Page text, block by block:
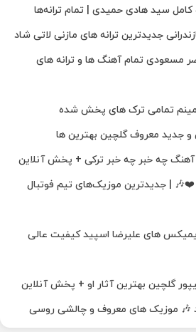
سید هادی حمیدی | تمام ترانه‌ها
جدیدترین ترانه های مازنی لاتی شاد
مسعودی تمام آهنگ‌ ها و ترانه‌ های
تمامی ترک های پخش شده
و جدید معروف گلچین بهترین ها
آهنگ چه خبر چه خبر ترکی + پخش آنلاین
| جدیدترین موزیک‌های تیم فوتبال
های علیرضا اسپید کیفیت عالی
گلچین بهترین آثار او + پخش آنلاین
🎶 موزیک‌ های معروف و چالشی روسی